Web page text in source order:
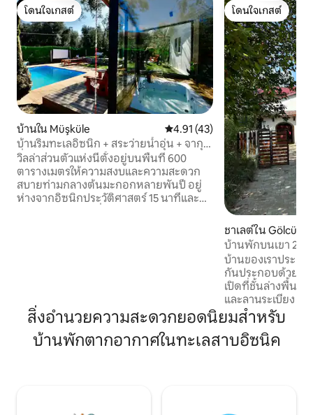
โดนใจเกสต์
โดนใจเกสต์
บ้านใน Müşküle คะแนนเฉลี่ย 4.91 จาก 5, 43 รีวิว
4.91 (43)
บ้านริมทะเลอิซนิก + สระว่ายน้ำอุ่น + จากุซ
ซี่สำหรับ 4 คน
วิลล่าส่วนตัวแห่งนี้ตั้งอยู่บนพื้นที่ 600
ตารางเมตรให้ความสงบและความสะดวก
สบายท่ามกลางต้นมะกอกหลายพันปี อยู่
ห่างจากอิซนิกประวัติศาสตร์ 15 นาทีและ
ประสบการณ์ที่เงียบสงบท่ามกลาง
ธรรมชาติ!
โดนใจเกสต์
โดนใจเกสต์
ชาเลต์ใน Gölcük
บ้านพักบนเขา 2
คลีเตเป
บ้านของเราประก
กันประกอบด้วยส
เปิดที่ชั้นล่างพื้นที่
และลานระเบียง (
สวนฤดูหนาวได้)
ห้องนั่งเล่นขนาดใ
นอนสองห้องที่ชั้น
สิ่งอำนวยความสะดวกยอดนิยมสำหรับ
บ้านพักตากอากาศในทะเลสาบอิซนิค